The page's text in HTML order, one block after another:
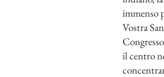
immenso
Vostra
il centro